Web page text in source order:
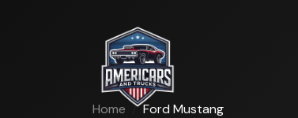
Home Ford Mustang